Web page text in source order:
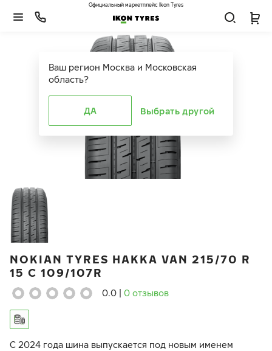
Ваш регион Москва и Московская
область?
ДА Выбрать другой
Официальный маркетплейс Ikon Tyres
NOKIAN TYRES HAKKA VAN 215/70 R
15 C 109/107R
0.0 0 отзывов
C 2024 года шина выпускается под новым именем